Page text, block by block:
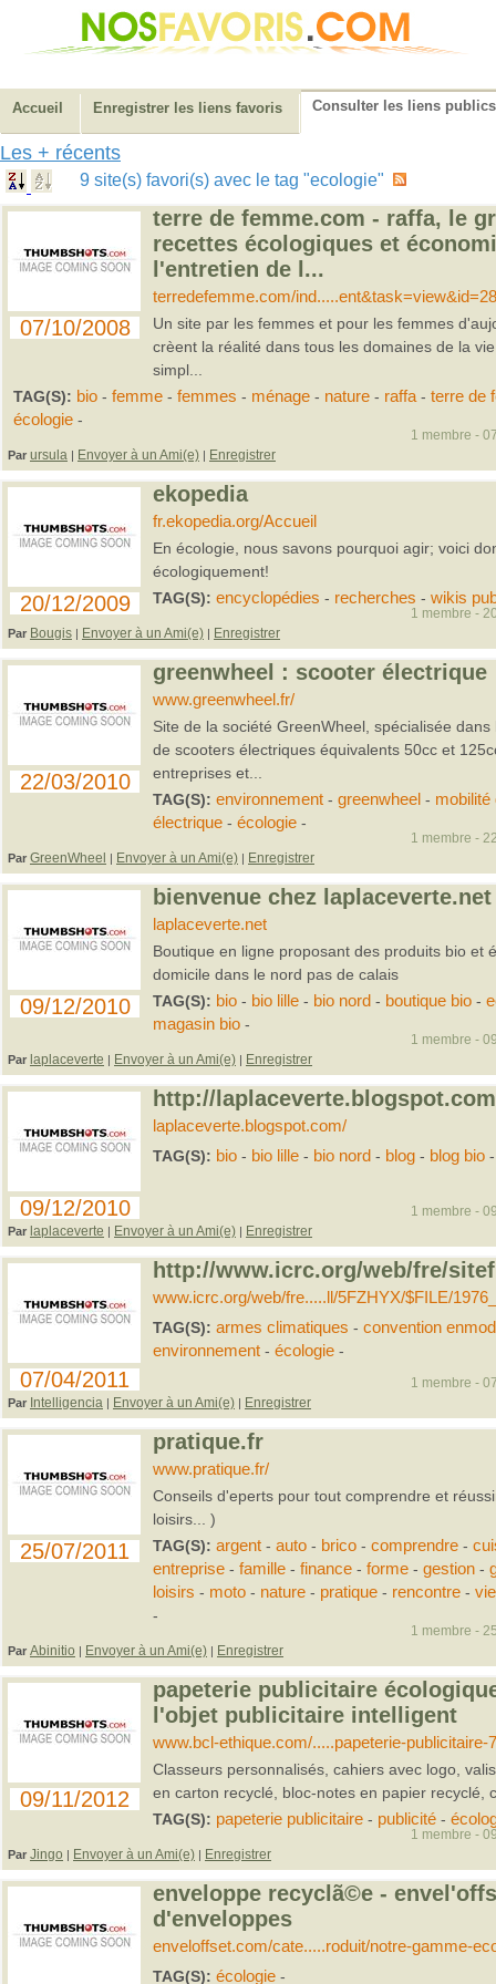
Accueil Enregistrer les liens favoris Consulter les liens publics
Les + récents
9 site(s) favori(s) avec le tag "ecologie"
07/10/2008
terre de femme.com - raffa, le
recettes écologiques et
l'entretien de l...
terredefemme.com/
Un site par les femmes et pour les femmes
crèent la réalité dans tous les domaines de la
simpl...
TAG(S): bio - femme - femmes - ménage - nature - raffa - terre de
écologie -
Par ursula | Envoyer à un Ami(e) | Enregistrer
1 membre -
20/12/2009
ekopedia
fr.ekopedia.org/Accueil
En écologie, nous savons pourquoi agir; voici
écologiquement!
TAG(S): encyclopédies - recherches - wikis
Par Bougis | Envoyer à un Ami(e) | Enregistrer
1 membre -
22/03/2010
greenwheel : scooter électrique
www.greenwheel.fr/
Site de la société GreenWheel, spécialisée
de scooters électriques équivalents 50cc et
entreprises et...
TAG(S): environnement- greenwheel - mobilité
électrique- écologie-
Par GreenWheel | Envoyer à un Ami(e) | Enregistrer
1 membre -
09/12/2010
bienvenue chez laplaceverte.net
laplaceverte.net
Boutique en ligne proposant des produits bio et
domicile dans le nord pas de calais
TAG(S): bio - bio lille- bio nord - boutique bio-
magasin bio-
Par laplaceverte | Envoyer à un Ami(e) | Enregistrer
1 membre -
09/12/2010
http://
laplaceverte.blogspot.com/
TAG(S): bio - bio lille- bio nord - blog- blog bio
Par laplaceverte | Envoyer à un Ami(e) | Enregistrer
1 membre -
07/04/2011
http://www.icrc.org/web/fre/
www.icrc.org/web/fre.....ll/5FZHYX/$FILE/
TAG(S): armes climatiques - convention enmod
environnement- écologie-
Par Intelligencia | Envoyer à un Ami(e) | Enregistrer
1 membre -
25/07/2011
pratique.fr
www.pratique.fr/
Conseils d'eperts pour tout comprendre et
loisirs... )
TAG(S): argent- auto- brico- comprendre-
entreprise- famille- finance- forme- gestion-
loisirs - moto- nature- pratique- rencontre-
-
Par Abinitio | Envoyer à un Ami(e) | Enregistrer
1 membre -
09/11/2012
papeterie publicitaire
l'objet publicitaire intelligent
www.bcl-ethique.com/.....papeterie-publicitaire-
Classeurs personnalisés, cahiers avec logo,
en carton recyclé, bloc-notes en papier recyclé,
TAG(S): papeterie publicitaire- publicité-
Par Jingo | Envoyer à un Ami(e) | Enregistrer
1 membre -
enveloppe recyclã©e -
d'enveloppes
enveloffset.com/cate.....roduit/notre-gamme-
TAG(S): écologie-